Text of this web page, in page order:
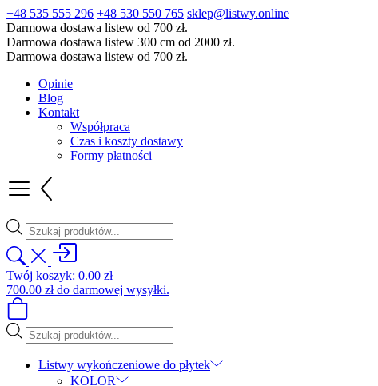
+48 535 555 296 +48 530 550 765 sklep@listwy.online
Darmowa dostawa listew od 700 zł.
Darmowa dostawa listew 300 cm od 2000 zł.
Darmowa dostawa listew od 700 zł.
Opinie
Blog
Kontakt
Współpraca
Czas i koszty dostawy
Formy płatności
Wyszukiwarka
produktów
Twój koszyk: 0.00 zł
700.00 złdo darmowej wysyłki.
Wyszukiwarka
produktów
Listwy wykończeniowe do płytek
KOLOR